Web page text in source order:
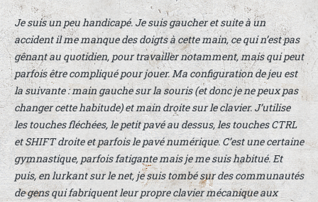
Je suis un peu handicapé. Je suis gaucher et suite à un
accident il me manque des doigts à cette main, ce qui n’est pas
gênant au quotidien, pour travailler notamment, mais qui peut
parfois être compliqué pour jouer. Ma configuration de jeu est
la suivante : main gauche sur la souris (et donc je ne peux pas
changer cette habitude) et main droite sur le clavier. J’utilise
les touches fléchées, le petit pavé au dessus, les touches CTRL
et SHIFT droite et parfois le pavé numérique. C’est une certaine
gymnastique, parfois fatigante mais je me suis habitué. Et
puis, en lurkant sur le net, je suis tombé sur des communautés
de gens qui fabriquent leur propre clavier mécanique aux